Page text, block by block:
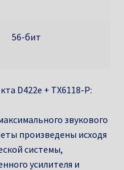
56-бит
D422e + TX6118-P:
звукового
произведены исходя
системы,
усилителя и